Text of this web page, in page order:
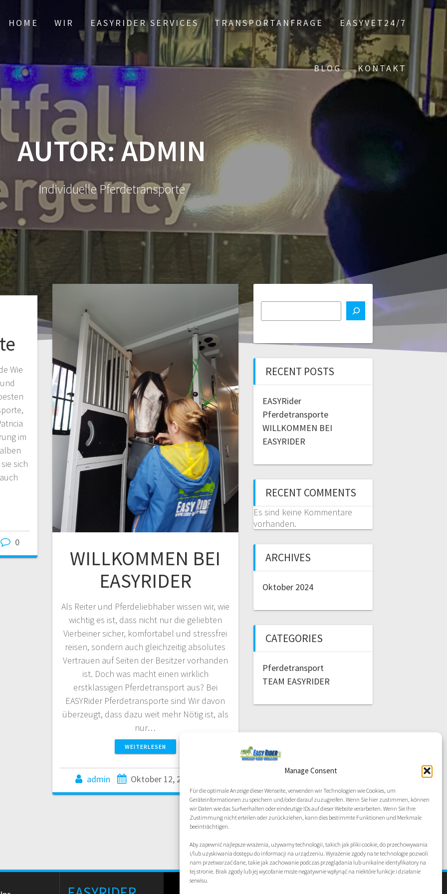
Manage Consent
Für die optimale Anzeige dieser Wenseite, verwenden wir Technologien wie Cookies, um
Geräteinformationen zu speichern und/oder darauf zuzugreifen. Wenn Sie hier zustimmen, können
wir Daten wie das Surfverhalten oder eindeutige IDs auf dieser Website verarbeiten. Wenn Sie Ihre
Zustimmung nicht erteilen oder zurückziehen, kann dies bestimmte Funktionen und Merkmale
beeinträchtigen.
Aby zapewnić najlepsze wrażenia, używamy technologii, takich jak pliki cookie, do przechowywania
i/lub uzyskiwania dostępu do informacji na urządzeniu. Wyrażenie zgody na te technologie pozwoli
nam przetwarzać dane, takie jak zachowanie podczas przeglądania lub unikalne identyfikatory na
tej stronie. Brak zgody lub jej wycofanie może negatywnie wpłynąć na niektóre funkcje i działanie
serwisu.
HOME WIR EASYRIDER SERVICES TRANSPORTANFRAGE EASYVET24/7
BLOG KONTAKT
AUTOR:ADMIN
Individuelle Pferdetransporte
Wie
im
sich
0
WILLKOMMEN BEI
EASYRIDER
Als Reiter und Pferdeliebhaber wissen wir, wie
wichtig es ist, dass nicht nur die geliebten
Vierbeiner sicher, komfortabel und stressfrei
reisen, sondern auch gleichzeitig absolutes
Vertrauen auf Seiten der Besitzer vorhanden
ist. Doch was macht einen wirklich
erstklassigen Pferdetransport aus? Bei
EASYRider Pferdetransporte sind Wir davon
überzeugt, dass dazu weit mehr Nötig ist, als
nur…
WEITERLESEN
admin Oktober 12, 2024
RECENT POSTS
EASYRider
Pferdetransporte
WILLKOMMEN BEI
EASYRIDER
RECENT COMMENTS
Es sind keine Kommentare
vorhanden.
ARCHIVES
Oktober 2024
CATEGORIES
Pferdetransport
TEAM EASYRIDER